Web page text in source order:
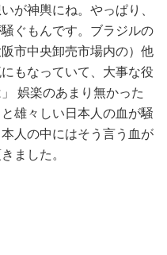
が神輿にね。やっぱり、
ぐもんです。ブラジルの
市中央卸売市場内の）他
もなっていて、大事な役
娯楽のあまり無かった
雄々しい日本人の血が騒
人の中にはそう言う血が
ました。